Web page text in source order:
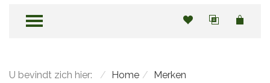
TOGGLE MENU
U bevindt zich hier: Home
Merken